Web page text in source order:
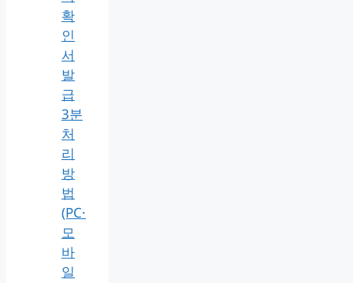
확
인
서
발
급
3분
처
리
방
법
(PC·
모
바
일